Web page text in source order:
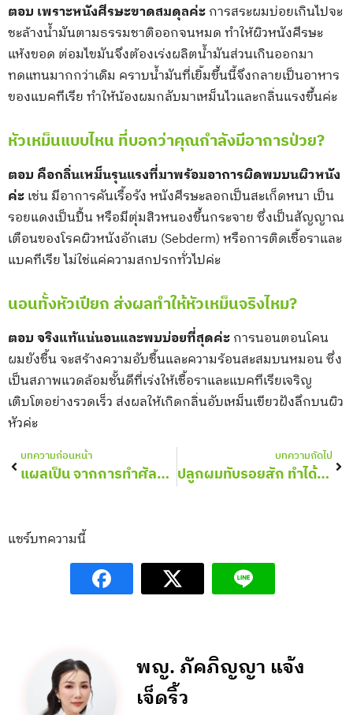
ตอบ เพราะหนังศีรษะขาดสมดุลค่ะการสระผมบ่อยเกินไปจะ
ชะล้างน้ำมันตามธรรมชาติออกจนหมด ทำให้ผิวหนังศีรษะ
แห้งขอด ต่อมไขมันจึงต้องเร่งผลิตน้ำมันส่วนเกินออกมา
ทดแทนมากกว่าเดิม คราบน้ำมันที่เยิ้มขึ้นนี้จึงกลายเป็นอาหาร
ของแบคทีเรีย ทำให้น้องผมกลับมาเหม็นไวและกลิ่นแรงขึ้นค่ะ
หัวเหม็นแบบไหน ที่บอกว่าคุณกำลังมีอาการป่วย?
ตอบ คือกลิ่นเหม็นรุนแรงที่มาพร้อมอาการผิดพบบนผิวหนัง
ค่ะเช่น มีอาการคันเรื้อรัง หนังศีรษะลอกเป็นสะเก็ดหนา เป็น
รอยแดงเป็นปื้น หรือมีตุ่มสิวหนองขึ้นกระจาย ซึ่งเป็นสัญญาณ
เตือนของโรคผิวหนังอักเสบ (Sebderm) หรือการติดเชื้อราและ
แบคทีเรีย ไม่ใช่แค่ความสกปรกทั่วไปค่ะ
นอนทั้งหัวเปียก ส่งผลทำให้หัวเหม็นจริงไหม?
ตอบจริงแท้แน่นอนและพบบ่อยที่สุดค่ะการนอนตอนโคน
ผมยังชื้น จะสร้างความอับชื้นและความร้อนสะสมบนหมอน ซึ่ง
เป็นสภาพแวดล้อมชั้นดีที่เร่งให้เชื้อราและแบคทีเรียเจริญ
เติบโตอย่างรวดเร็ว ส่งผลให้เกิดกลิ่นอับเหม็นเขียวฝังลึกบนผิว
หัวค่ะ
Prev
บทความก่อนหน้า
แผลเป็น จากการทำศัลยกรรมหน้าผาก ปลูกผมทับได้ไหม?
บทความถัดไป
ปลูกผมทับรอยสัก ทำได้จริงหรือไม่? อยากรักษาผมร่วง ผมบางต้องรู้
แชร์บทความนี้
พญ. ภัคภิญญา แจ้ง
เจ็ดริ้ว